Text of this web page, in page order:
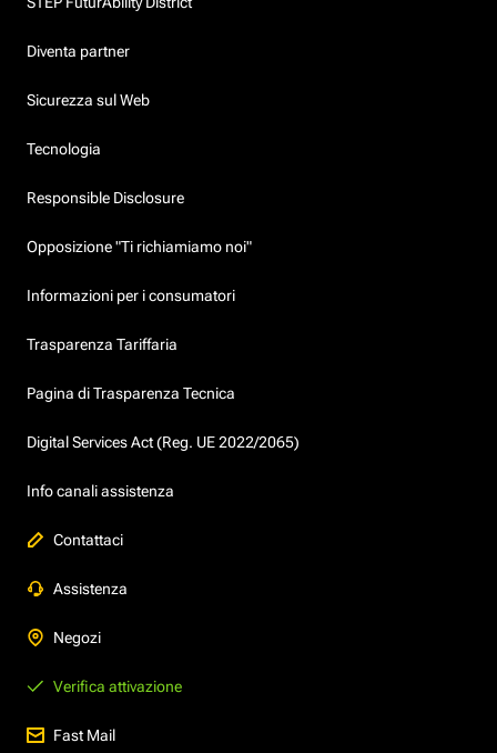
Diventa partner
Sicurezza sul Web
Tecnologia
Responsible Disclosure
Opposizione "Ti richiamiamo noi"
Informazioni per i consumatori
Trasparenza Tariffaria
Pagina di Trasparenza Tecnica
Digital Services Act (Reg. UE 2022/2065)
Info canali assistenza
Contattaci
Assistenza
Negozi
Verifica attivazione
Fast Mail